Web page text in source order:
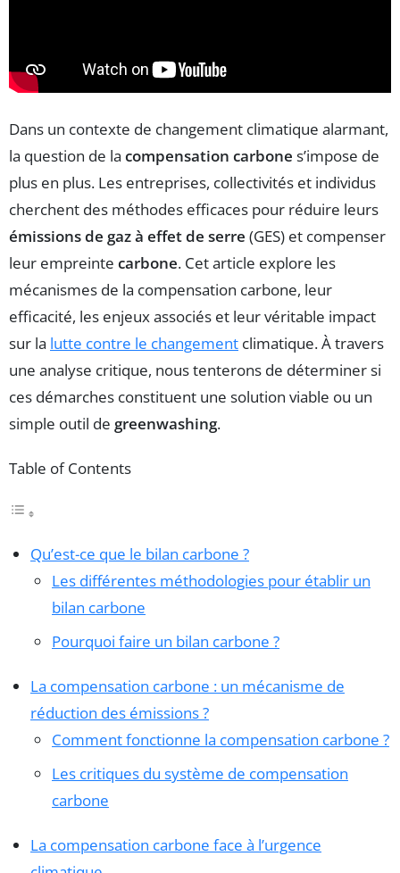
Dans un contexte de changement climatique alarmant,
la question de la compensation carbone s’impose de
plus en plus. Les entreprises, collectivités et individus
cherchent des méthodes efficaces pour réduire leurs
émissions de gaz à effet de serre (GES) et compenser
leur empreinte carbone. Cet article explore les
mécanismes de la compensation carbone, leur
efficacité, les enjeux associés et leur véritable impact
sur la lutte contre le changement climatique. À travers
une analyse critique, nous tenterons de déterminer si
ces démarches constituent une solution viable ou un
simple outil de greenwashing.
Table of Contents
Qu’est-ce que le bilan carbone ?
Les différentes méthodologies pour établir un
bilan carbone
Pourquoi faire un bilan carbone ?
La compensation carbone : un mécanisme de
réduction des émissions ?
Comment fonctionne la compensation carbone ?
Les critiques du système de compensation
carbone
La compensation carbone face à l’urgence